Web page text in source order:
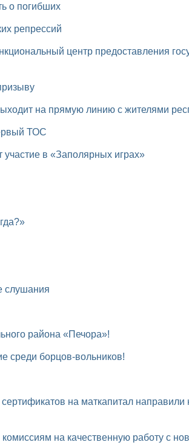
о погибших
репрессий
на прямую линию с жителями
ТОС
участие в «Заполярных играх»
слушания
района «Печора»!
среди борцов-вольников!
на качественную работу с